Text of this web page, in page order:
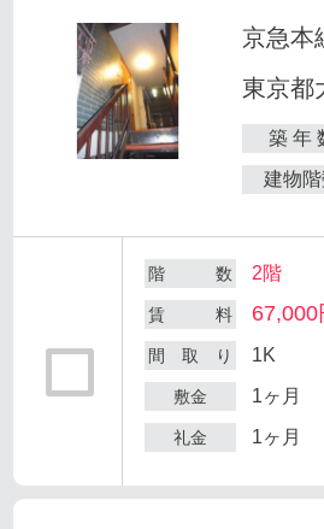
京急本
東京都
築 年
建物
階 数 2階
賃 料 67,000
間 取 り 1K
敷金 1ヶ月
礼金 1ヶ月